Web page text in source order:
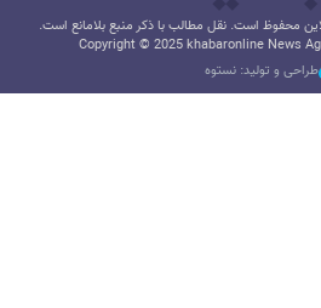
محفوظ است. نقل مطالب با ذکر منبع بلامانع است.
Copyright © 2025 khabaronline News
طراحی و تولید: نستوه